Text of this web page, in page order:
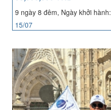
9 ngày 8 đêm, Ngày khởi hành:
15/07